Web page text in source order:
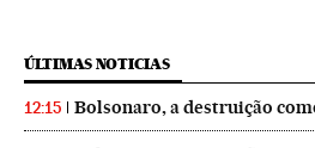
ÚLTIMAS NOTICIAS
12:15 Bolsonaro, a destruição